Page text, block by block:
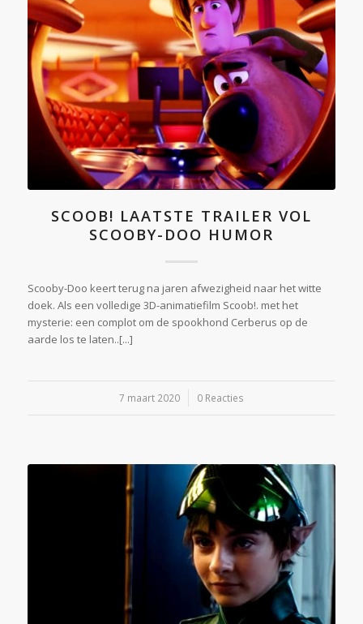
SCOOB! LAATSTE TRAILER VOL
SCOOBY-DOO HUMOR
Scooby-Doo keert terug na jaren afwezigheid naar het witte
doek. Als een volledige 3D-animatiefilm Scoob!. met het
mysterie: een complot om de spookhond Cerberus op de
aarde los te laten..[...]
7 maart 2020
/ 0 Reacties